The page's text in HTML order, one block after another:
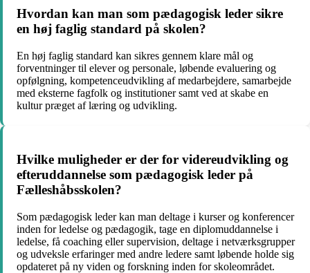
Hvordan kan man som pædagogisk leder sikre
en høj faglig standard på skolen?
En høj faglig standard kan sikres gennem klare mål og
forventninger til elever og personale, løbende evaluering og
opfølgning, kompetenceudvikling af medarbejdere, samarbejde
med eksterne fagfolk og institutioner samt ved at skabe en
kultur præget af læring og udvikling.
Hvilke muligheder er der for videreudvikling og
efteruddannelse som pædagogisk leder på
Fælleshåbsskolen?
Som pædagogisk leder kan man deltage i kurser og konferencer
inden for ledelse og pædagogik, tage en diplomuddannelse i
ledelse, få coaching eller supervision, deltage i netværksgrupper
og udveksle erfaringer med andre ledere samt løbende holde sig
opdateret på ny viden og forskning inden for skoleområdet.